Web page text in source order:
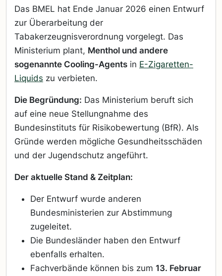
Das BMEL hat Ende Januar 2026 einen Entwurf
zur Überarbeitung der
Tabakerzeugnisverordnung vorgelegt. Das
Ministerium plant, Menthol und andere
sogenannte Cooling-Agents in E-Zigaretten-
Liquids zu verbieten.
Die Begründung: Das Ministerium beruft sich
auf eine neue Stellungnahme des
Bundesinstituts für Risikobewertung (BfR). Als
Gründe werden mögliche Gesundheitsschäden
und der Jugendschutz angeführt.
Der aktuelle Stand & Zeitplan:
Der Entwurf wurde anderen
Bundesministerien zur Abstimmung
zugeleitet.
Die Bundesländer haben den Entwurf
ebenfalls erhalten.
Fachverbände können bis zum 13. Februar